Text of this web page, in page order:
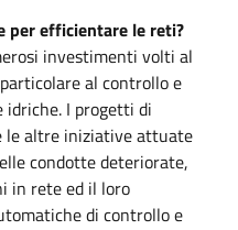
per efficientare le reti?
investimenti volti al
al controllo e
I progetti di
le altre iniziative attuate
condotte deteriorate,
in rete ed il loro
di controllo e